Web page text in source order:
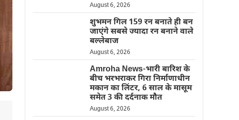
August 6, 2026
शुभमन गिल 159 रन बनाते ही बन
जाएंगे सबसे ज्यादा रन बनाने वाले
बल्लेबाज
August 6, 2026
Amroha News-भारी बारिश के
बीच भरभराकर गिरा निर्माणाधीन
मकान का लिंटर, 6 साल के मासूम
समेत 3 की दर्दनाक मौत
August 6, 2026